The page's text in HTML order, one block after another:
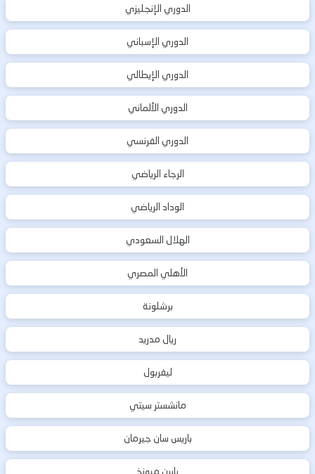
الدوري الإنجليزي
الدوري الإسباني
الدوري الإيطالي
الدوري الألماني
الدوري الفرنسي
الرجاء الرياضي
الوداد الرياضي
الهلال السعودي
الأهلي المصري
برشلونة
ريال مدريد
ليفربول
مانشستر سيتي
باريس سان جيرمان